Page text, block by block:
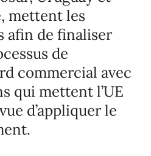
mettent les
afin de finaliser
de
commercial avec
qui mettent l’UE
d’appliquer le